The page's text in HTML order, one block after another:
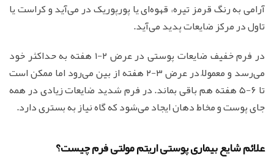
آرامی به رنگ قرمز تیره، قهوه‌ای یا پورپوریک در می‌آید و کراست یا
تاول در مرکز ضایعات پدید می‌آید.
در فرم خفیف ضایعات پوستی در عرض ۲-۱ هفته به حداکثر خود
می‌رسد و معمولاً در عرض ۳-۲ هفته از بین می‌رود اما ممکن است
تا ۶-۵ هفته هم باقی بماند. در فرم شدید ضایعات زیادی در همه
جای پوست و مخاط دهان ایجاد می‌شود که گاه نیاز به بستری دارد.
علائم شایع بیماری پوستی اریتم مولتی فرم چیست؟